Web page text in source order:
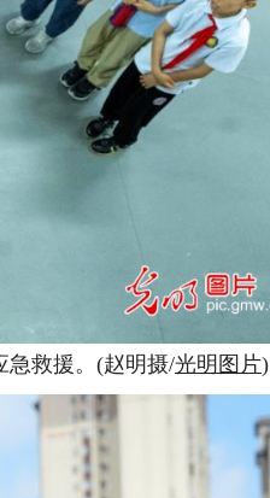
救援。(赵明摄/光明图片)